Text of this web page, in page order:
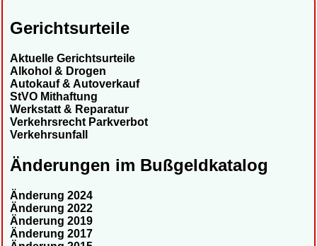
Gerichtsurteile
Aktuelle Gerichtsurteile
Alkohol & Drogen
Autokauf & Autoverkauf
StVO Mithaftung
Werkstatt & Reparatur
Verkehrsrecht Parkverbot
Verkehrsunfall
Änderungen im Bußgeldkatalog
Änderung 2024
Änderung 2022
Änderung 2019
Änderung 2017